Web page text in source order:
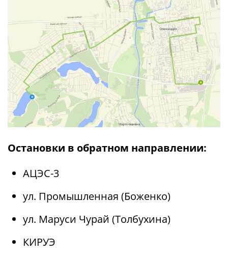
Остановки в обратном направлении:
АЦЭС-3
ул. Промышленная (Боженко)
ул. Маруси Чурай (Толбухина)
КИРУЭ